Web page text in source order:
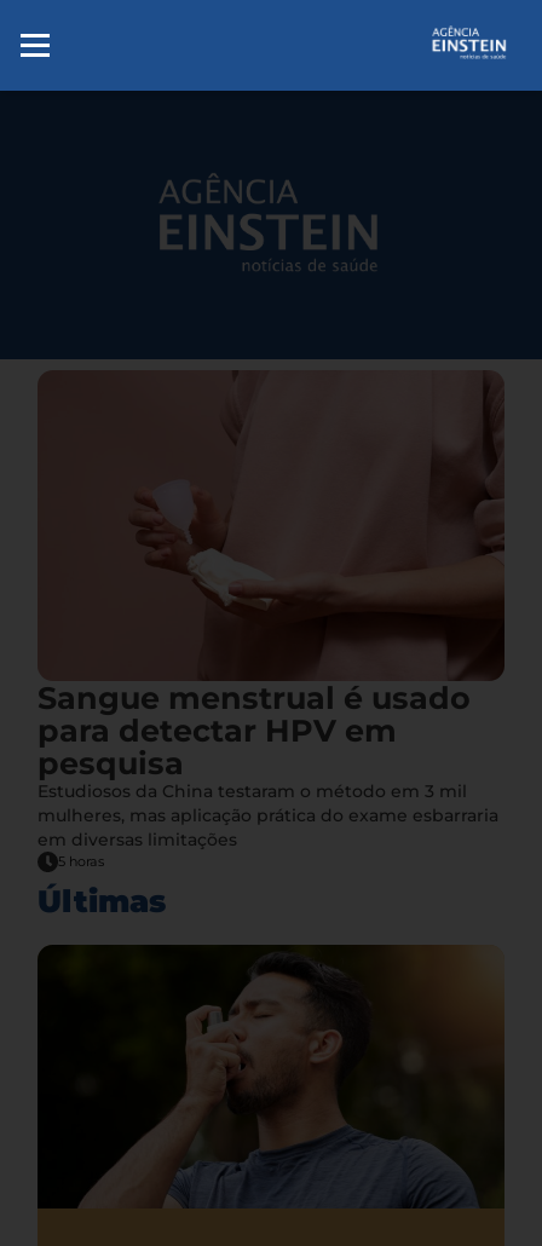
Sangue menstrual é usado
para detectar HPV em
pesquisa
Estudiosos da China testaram o método em 3 mil
mulheres, mas aplicação prática do exame esbarraria
em diversas limitações
5 horas
Últimas